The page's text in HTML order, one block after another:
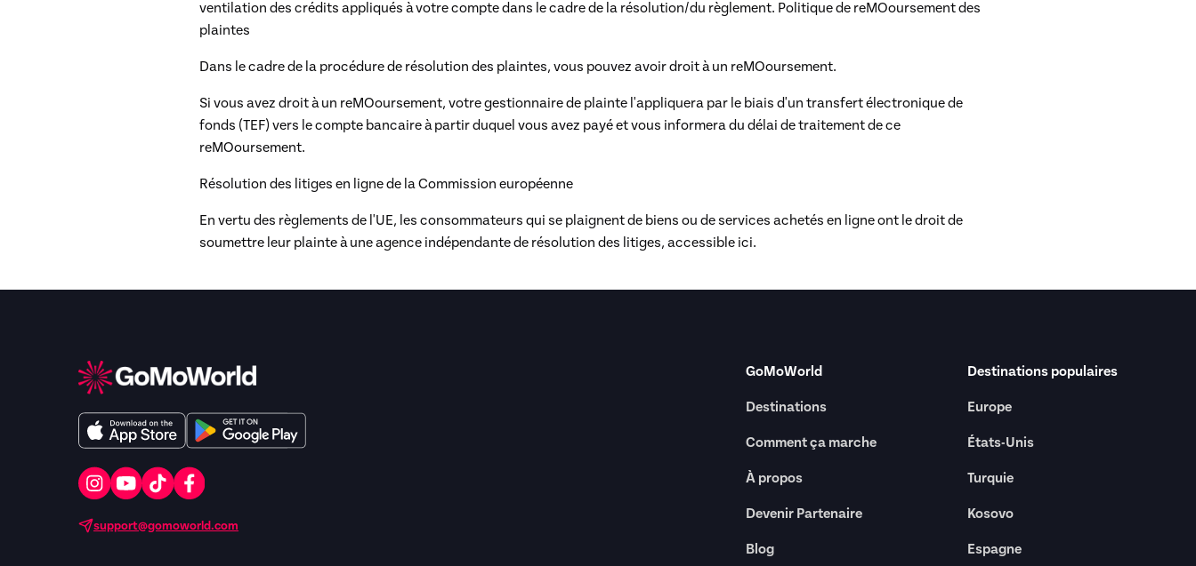
ventilation des crédits appliqués à votre compte dans le cadre de la résolution/du règlement. Politique de reMOoursement des
plaintes
Dans le cadre de la procédure de résolution des plaintes, vous pouvez avoir droit à un reMOoursement.
Si vous avez droit à un reMOoursement, votre gestionnaire de plainte l'appliquera par le biais d'un transfert électronique de
fonds (TEF) vers le compte bancaire à partir duquel vous avez payé et vous informera du délai de traitement de ce
reMOoursement.
Résolution des litiges en ligne de la Commission européenne
En vertu des règlements de l'UE, les consommateurs qui se plaignent de biens ou de services achetés en ligne ont le droit de
soumettre leur plainte à une agence indépendante de résolution des litiges, accessible ici.
support@gomoworld.com
GoMoWorld
Destinations
Comment ça marche
À propos
Devenir Partenaire
Blog
Destinations populaires
Europe
États-Unis
Turquie
Kosovo
Espagne